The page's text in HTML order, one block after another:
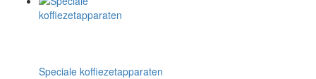
Speciale koffiezetapparaten